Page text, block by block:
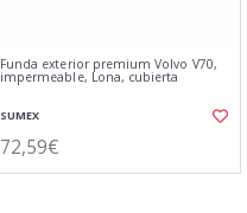
Funda exterior premium Volvo V70,
impermeable, Lona, cubierta
SUMEX
72,59€